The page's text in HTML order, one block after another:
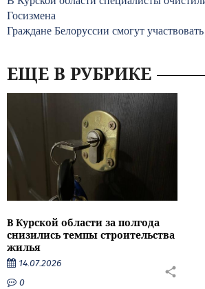
Госизмена
Граждане Белоруссии смогут
ЕЩЕ В РУБРИКЕ
В Курской области за полгода
снизились темпы строительства
жилья
14.07.2026
0